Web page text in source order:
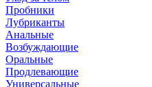
Пробники
Лубриканты
Анальные
Возбуждающие
Оральные
Продлевающие
Универсальные